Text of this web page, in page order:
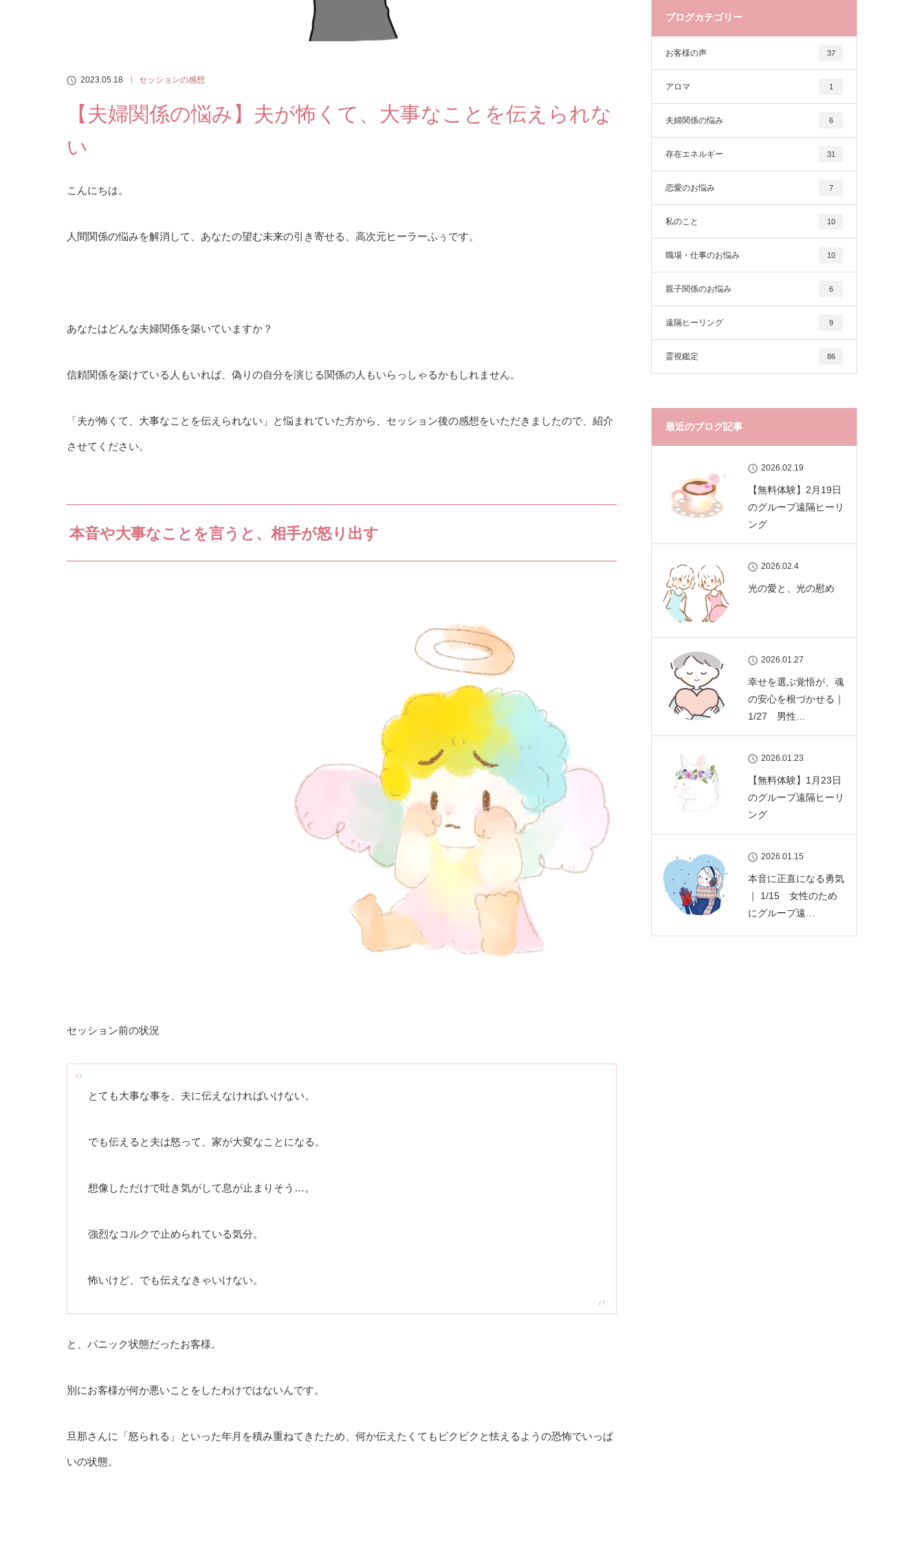
2023.05.18 セッションの感想
【夫婦関係の悩み】夫が怖くて、大事なことを伝えられな
い
こんにちは。
人間関係の悩みを解消して、あなたの望む未来の引き寄せる、高次元ヒーラーふぅです。
あなたはどんな夫婦関係を築いていますか？
信頼関係を築けている人もいれば、偽りの自分を演じる関係の人もいらっしゃるかもしれません。
「夫が怖くて、大事なことを伝えられない」と悩まれていた方から、セッション後の感想をいただきましたので、紹介
させてください。
本音や大事なことを言うと、相手が怒り出す
セッション前の状況
とても大事な事を、夫に伝えなければいけない。
でも伝えると夫は怒って、家が大変なことになる。
想像しただけで吐き気がして息が止まりそう…。
強烈なコルクで止められている気分。
怖いけど、でも伝えなきゃいけない。
と、パニック状態だったお客様。
別にお客様が何か悪いことをしたわけではないんです。
旦那さんに「怒られる」といった年月を積み重ねてきたため、何か伝えたくてもビクビクと怯えるようの恐怖でいっぱ
いの状態。
ブログカテゴリー
お客様の声 37
アロマ 1
夫婦関係の悩み 6
存在エネルギー 31
恋愛のお悩み 7
私のこと 10
職場・仕事のお悩み 10
親子関係のお悩み 6
遠隔ヒーリング 9
霊視鑑定 86
最近のブログ記事
2026.02.19
【無料体験】2月19日
のグループ遠隔ヒーリ
ング
2026.02.4
光の愛と、光の慰め
2026.01.27
幸せを選ぶ覚悟が、魂
の安心を根づかせる｜
1/27 男性…
2026.01.23
【無料体験】1月23日
のグループ遠隔ヒーリ
ング
2026.01.15
本音に正直になる勇気
｜ 1/15 女性のため
にグループ遠…